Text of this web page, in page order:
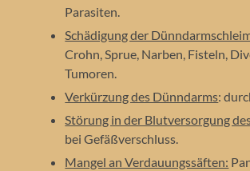
Parasiten.
Schädigung der
Crohn, Sprue, Narben, Fisteln,
Tumoren.
Verkürzung des Dünndarms:
Störung in der Blutversorgung
bei Gefäßverschluss.
Mangel an Verdauungssäften: